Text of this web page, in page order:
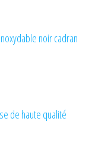
noir cadran
de haute qualité